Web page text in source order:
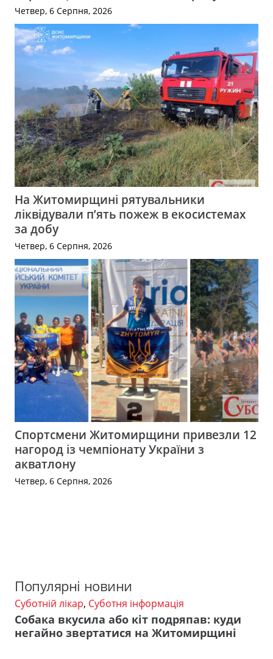
Четвер, 6 Серпня, 2026
На Житомирщині рятувальники
ліквідували п’ять пожеж в екосистемах
за добу
Четвер, 6 Серпня, 2026
Спортсмени Житомирщини привезли 12
нагород із чемпіонату України з
акватлону
Четвер, 6 Серпня, 2026
Популярні новини
Суботній лікар, Суботня інформація
Собака вкусила або кіт подряпав: куди
негайно звертатися на Житомирщині